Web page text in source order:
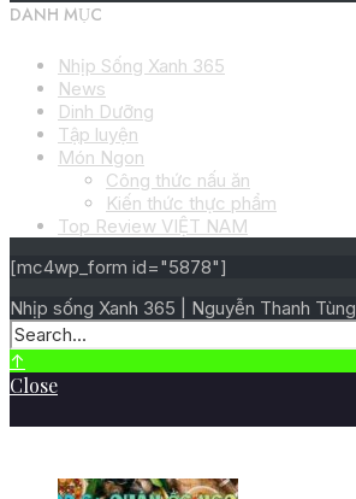
DANH MỤC
Nhịp Sống Xanh 365
News
Dinh Dưỡng
Tập luyện
Món Ngon
Công thức nấu ăn
Kiến thức thực phẩm
Top Review VIỆT NAM
[mc4wp_form id="5878"]
Nhịp sống Xanh 365 | Nguyễn Thanh Tùng
↑
Close